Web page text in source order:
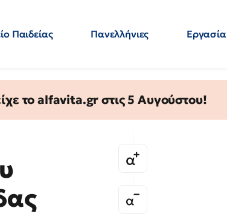
Παιδείας Πανελλήνιες Εργασία
το alfavita.gr στις 5 Αυγούστου!